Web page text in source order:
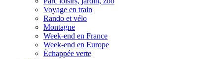
Voyage en train
Rando et vélo
Montagne
Week-end en France
Week-end en Europe
Échappée verte